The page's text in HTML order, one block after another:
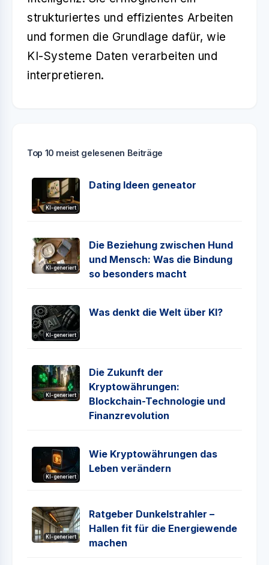
strukturiertes und effizientes Arbeiten
und formen die Grundlage dafür, wie
KI-Systeme Daten verarbeiten und
interpretieren.
Top 10 meist gelesenen Beiträge
KI-generiert
Dating Ideen geneator
KI-generiert
Die Beziehung zwischen Hund
und Mensch: Was die Bindung
so besonders macht
KI-generiert
Was denkt die Welt über KI?
KI-generiert
Die Zukunft der
Kryptowährungen:
Blockchain-Technologie und
Finanzrevolution
KI-generiert
Wie Kryptowährungen das
Leben verändern
KI-generiert
Ratgeber Dunkelstrahler –
Hallen fit für die Energiewende
machen